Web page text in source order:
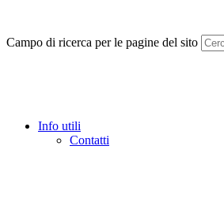
Campo di ricerca per le pagine del sito
Info utili
Contatti